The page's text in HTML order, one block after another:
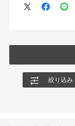
絞り込み